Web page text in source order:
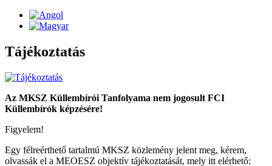
Tájékoztatás
Az MKSZ Küllembírói Tanfolyama nem jogosult FCI
Küllembírók képzésére!
Figyelem!
Egy félreérthető tartalmú MKSZ közlemény jelent meg, kérem,
olvassák el a MEOESZ objektív tájékoztatását, mely itt elérhető: